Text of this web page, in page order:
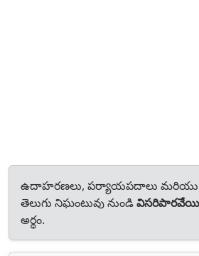
ఉదాహరణలు, పర్యాయపదాలు మరియు
తెలుగు నిఘంటువు నుండి
అర్థం.